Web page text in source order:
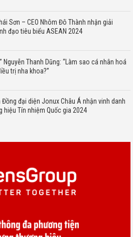
Sơn – CEO Nhôm Đô Thành nhận giải
đạo tiêu biểu ASEAN 2024
Nguyễn Thanh Dũng: “Làm sao cá nhân hoá
trị nha khoa?”
Đồng đại diện Jonux Châu Á nhận vinh danh
hiệu Tín nhiệm Quốc gia 2024